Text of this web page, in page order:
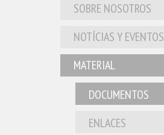
SOBRE NOSOTROS
NOTÍCIAS Y EVENTOS
MATERIAL
DOCUMENTOS
ENLACES